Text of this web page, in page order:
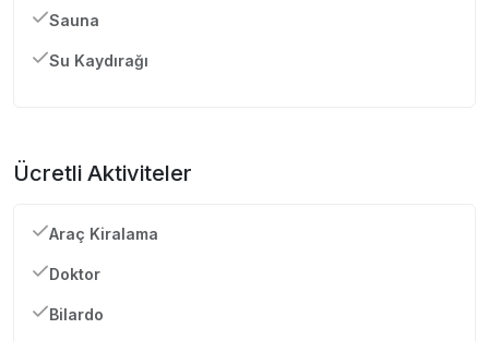
Sauna
Su Kaydırağı
Ücretli Aktiviteler
Araç Kiralama
Doktor
Bilardo